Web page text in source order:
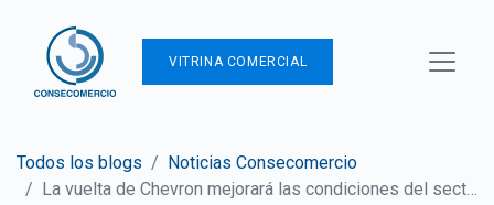
VITRINA COMERCIAL
Todos los blogs
Noticias Consecomercio
La vuelta de Chevron mejorará las condiciones del sector privado venezolano